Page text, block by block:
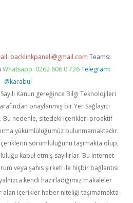
backlinkpaneli@gmail.com Teams:
Whatsapp: 0262 606 0 726 Telegram:
@karabul
Kanun gereğince Bilgi Teknolojileri
onaylanmış bir Yer Sağlayıcı
Bu nedenle, sitedeki içerikleri proaktif
yükümlülüğümüz bulunmamaktadır.
sorumluluğunu taşımakta olup,
kabul etmiş sayılırlar. Bu internet
veya şahıs şirketi ile hiçbir bağlantısı
kendi hazırladığımız makaleler
alan içerikler haber niteliği taşımamakta